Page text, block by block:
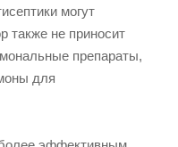
могут
также не приносит
препараты,
для